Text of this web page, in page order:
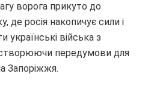
ворога прикуто до
де росія накопичує сили і
українські війська з
створюючи передумови для
Запоріжжя.